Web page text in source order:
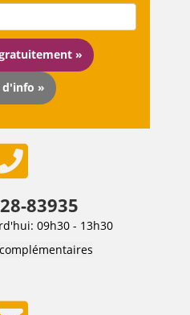
»
d'info »
83935
09h30 - 13h30